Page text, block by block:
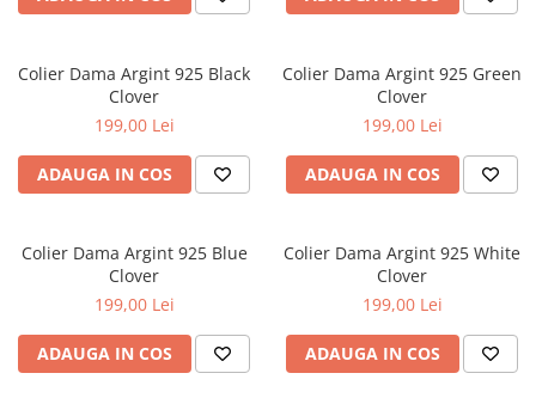
Colier Dama Argint 925 Black
Clover
199,00 Lei
ADAUGA IN COS
Colier Dama Argint 925 Green
Clover
199,00 Lei
ADAUGA IN COS
Colier Dama Argint 925 Blue
Clover
199,00 Lei
ADAUGA IN COS
Colier Dama Argint 925 White
Clover
199,00 Lei
ADAUGA IN COS